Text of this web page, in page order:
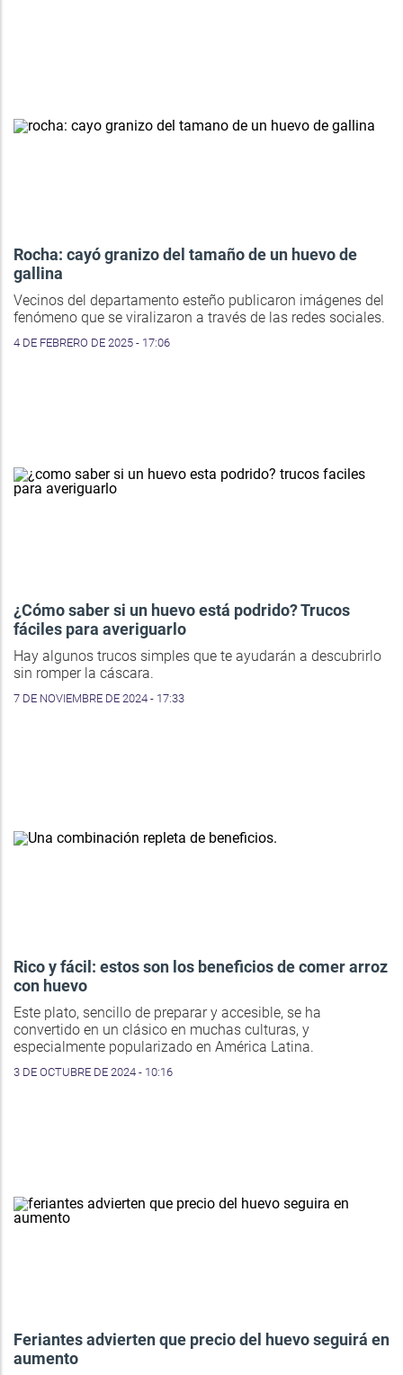
Rocha: cayó granizo del tamaño de un huevo de
gallina
Vecinos del departamento esteño publicaron imágenes del
fenómeno que se viralizaron a través de las redes sociales.
4 DE FEBRERO DE 2025 - 17:06
¿Cómo saber si un huevo está podrido? Trucos
fáciles para averiguarlo
Hay algunos trucos simples que te ayudarán a descubrirlo
sin romper la cáscara.
7 DE NOVIEMBRE DE 2024 - 17:33
Rico y fácil: estos son los beneficios de comer arroz
con huevo
Este plato, sencillo de preparar y accesible, se ha
convertido en un clásico en muchas culturas, y
especialmente popularizado en América Latina.
3 DE OCTUBRE DE 2024 - 10:16
Feriantes advierten que precio del huevo seguirá en
aumento